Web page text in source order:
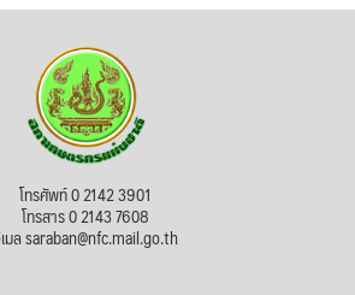
นี้ได้ในขณะนี้
แห่งชาติ
โทรศัพท์ 0 2142 3901
โทรสาร 0 2143 7608
มล saraban@nfc.mail.go.th